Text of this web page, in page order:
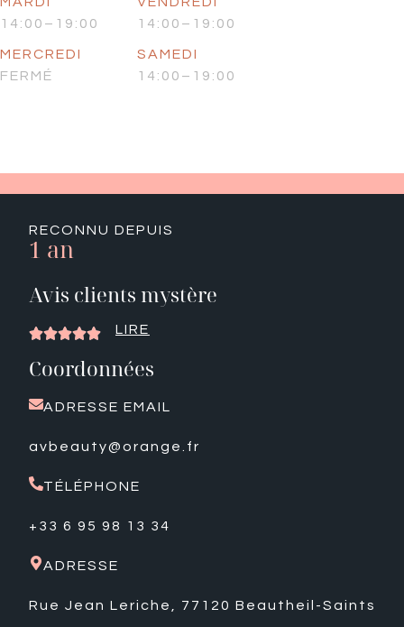
14:00–19:00
MERCREDI
FERMÉ
14:00–19:00
SAMEDI
14:00–19:00
RECONNU DEPUIS
1 an
Avis clients mystère
 LIRE
Coordonnées
ADRESSE EMAIL
avbeauty@orange.fr
TÉLÉPHONE
+33 6 95 98 13 34
ADRESSE
Rue Jean Leriche, 77120 Beautheil-Saints